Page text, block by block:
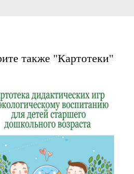
также "Картотеки"